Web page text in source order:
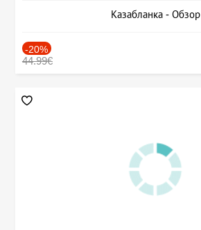
Казабланка - Обзор
-20%
44.99€